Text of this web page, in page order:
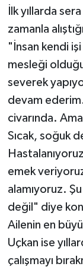
İlk yıllarda
zamanla
"İnsan kendi
mesleği
severek
devam ederim.
civarında.
Sıcak, soğuk
emek
alamıyoruz.
değil" diye
Ailenin en
Uçkan ise
çalışmayı